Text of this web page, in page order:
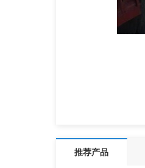
推荐产品